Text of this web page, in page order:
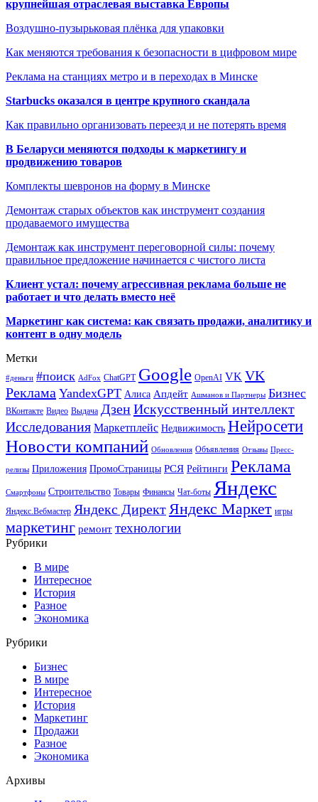
крупнейшая отраслевая выставка Европы
Воздушно-пузырьковая плёнка для упаковки
Как меняются требования к безопасности в цифровом мире
Реклама на станциях метро и в переходах в Минске
Starbucks оказался в центре крупного скандала
Как правильно организовать переезд и не потерять время
В Беларуси меняются подходы к маркетингу и
продвижению товаров
Комплекты шевронов на форму в Минске
Демонтаж старых объектов как инструмент создания
продаваемого имущества
Демонтаж как инструмент переговорной силы: почему
правильное предложение начинается с чистого листа
Клиент устал: почему агрессивная реклама больше не
работает и что делать вместо неё
Маркетинг как система: как связать продажи, аналитику и
контент в одну модель
Метки
#деньги #поиск AdFox ChatGPT Google OpenAI VK VK
Реклама YandexGPT Алиса Апдейт Ашманов и Партнеры Бизнес
ВКонтакте Видео Выдача ДзенИскусственный интеллект
Исследования Маркетплейс Недвижимость Нейросети
Новости компаний Обновления Объявления Отзывы Пресс-
релизы Приложения ПромоСтраницы РСЯ Рейтинги Реклама
Смартфоны Строительство Товары Финансы Чат-боты Яндекс
Яндекс.Вебмастер Яндекс Директ Яндекс Маркет игры
маркетинг ремонт технологии
Рубрики
В мире
Интересное
История
Разное
Экономика
Рубрики
Бизнес
В мире
Интересное
История
Маркетинг
Продажи
Разное
Экономика
Архивы